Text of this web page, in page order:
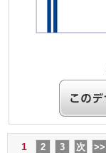
1 2 3 次 >>